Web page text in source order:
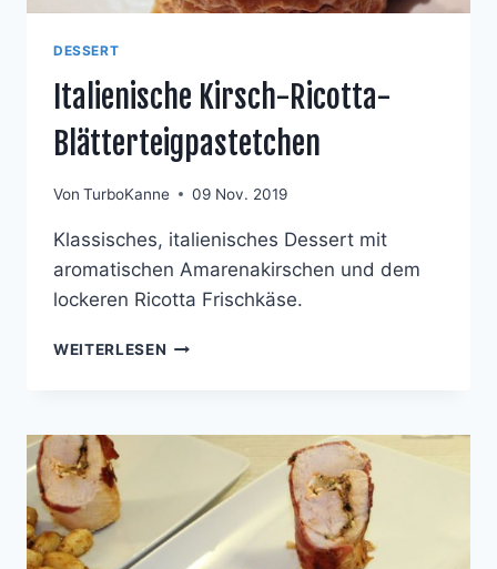
DESSERT
Italienische Kirsch-Ricotta-
Blätterteigpastetchen
Von TurboKanne 09 Nov. 2019
Klassisches, italienisches Dessert mit
aromatischen Amarenakirschen und dem
lockeren Ricotta Frischkäse.
WEITERLESEN ITALIENISCHE